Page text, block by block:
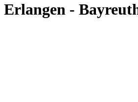
Erlangen -